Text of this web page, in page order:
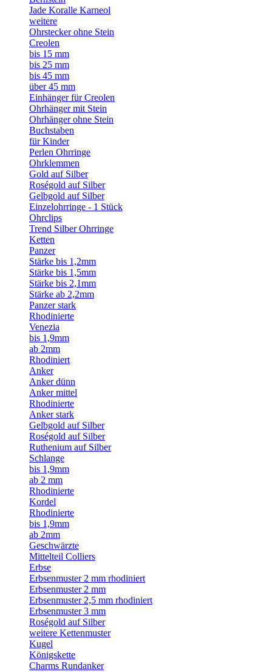
Jade Koralle Karneol
weitere
Ohrstecker ohne Stein
Creolen
bis 15 mm
bis 25 mm
bis 45 mm
über 45 mm
Einhänger für Creolen
Ohrhänger mit Stein
Ohrhänger ohne Stein
Buchstaben
für Kinder
Perlen Ohrringe
Ohrklemmen
Gold auf Silber
Roségold auf Silber
Gelbgold auf Silber
Einzelohrringe - 1 Stück
Ohrclips
Trend Silber Ohrringe
Ketten
Panzer
Stärke bis 1,2mm
Stärke bis 1,5mm
Stärke bis 2,1mm
Stärke ab 2,2mm
Panzer stark
Rhodinierte
Venezia
bis 1,9mm
ab 2mm
Rhodiniert
Anker
Anker dünn
Anker mittel
Rhodinierte
Anker stark
Gelbgold auf Silber
Roségold auf Silber
Ruthenium auf Silber
Schlange
bis 1,9mm
ab 2 mm
Rhodinierte
Kordel
Rhodinierte
bis 1,9mm
ab 2mm
Geschwärzte
Mittelteil Colliers
Erbse
Erbsenmuster 2 mm rhodiniert
Erbsenmuster 2 mm
Erbsenmuster 2,5 mm rhodiniert
Erbsenmuster 3 mm
Roségold auf Silber
weitere Kettenmuster
Kugel
Königskette
Charms Rundanker